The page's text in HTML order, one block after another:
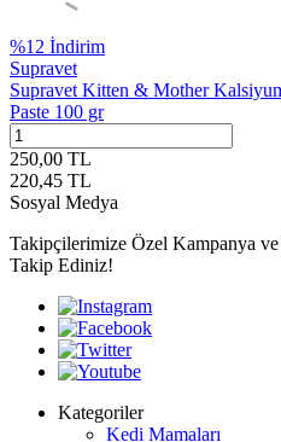
%12 İndirim
Supravet
Supravet Kitten & Mother
Paste 100 gr
250,00 TL
220,45 TL
Sosyal Medya
Takipçilerimize Özel Kampanya
Takip Ediniz!
Kategoriler
Kedi Mamaları